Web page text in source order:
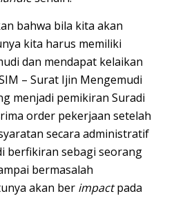
bahwa bila kita akan
kita harus memiliki
dan mendapat kelaikan
– Surat Ijin Mengemudi
menjadi pemikiran Suradi
order pekerjaan setelah
secara administratif
berfikiran sebagi seorang
bermasalah
akan ber impactpada